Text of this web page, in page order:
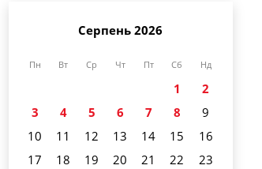
Серпень 2026
Пн Вт Ср Чт Пт Сб Нд
1
2
3
4 5 6 7 8
9
10
11 12 13 14 15
16
17
18 19 20 21 22
23